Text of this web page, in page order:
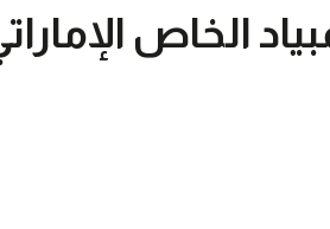
اللاعبون القادة
الخاص